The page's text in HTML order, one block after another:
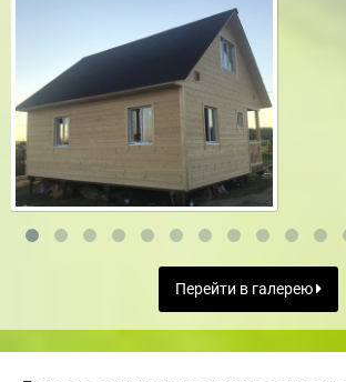
Перейти в галерею